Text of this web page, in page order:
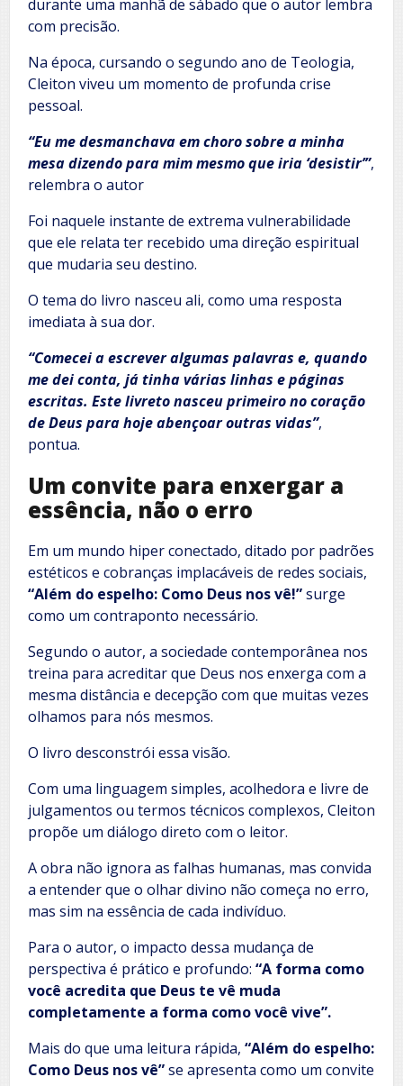
durante uma manhã de sábado que o autor lembra
com precisão.
Na época, cursando o segundo ano de Teologia,
Cleiton viveu um momento de profunda crise
pessoal.
“Eu me desmanchava em choro sobre a minha
mesa dizendo para mim mesmo que iria ‘desistir’”,
relembra o autor
Foi naquele instante de extrema vulnerabilidade
que ele relata ter recebido uma direção espiritual
que mudaria seu destino.
O tema do livro nasceu ali, como uma resposta
imediata à sua dor.
“Comecei a escrever algumas palavras e, quando
me dei conta, já tinha várias linhas e páginas
escritas. Este livreto nasceu primeiro no coração
de Deus para hoje abençoar outras vidas”,
pontua.
Um convite para enxergar a
essência, não o erro
Em um mundo hiper conectado, ditado por padrões
estéticos e cobranças implacáveis de redes sociais,
“Além do espelho: Como Deus nos vê!”surge
como um contraponto necessário.
Segundo o autor, a sociedade contemporânea nos
treina para acreditar que Deus nos enxerga com a
mesma distância e decepção com que muitas vezes
olhamos para nós mesmos.
O livro desconstrói essa visão.
Com uma linguagem simples, acolhedora e livre de
julgamentos ou termos técnicos complexos, Cleiton
propõe um diálogo direto com o leitor.
A obra não ignora as falhas humanas, mas convida
a entender que o olhar divino não começa no erro,
mas sim na essência de cada indivíduo.
Para o autor, o impacto dessa mudança de
perspectiva é prático e profundo: “A forma como
você acredita que Deus te vê muda
completamente a forma como você vive”.
Mais do que uma leitura rápida, “Além do espelho:
Como Deus nos vê”se apresenta como um convite